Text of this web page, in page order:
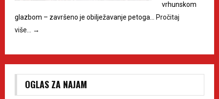
vrhunskom
glazbom – završeno je obilježavanje petoga… Pročitaj
više… →
OGLAS ZA NAJAM